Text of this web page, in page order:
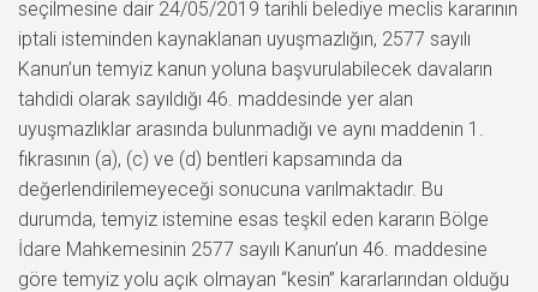
seçilmesine dair 24/05/2019 tarihli belediye meclis kararının
iptali isteminden kaynaklanan uyuşmazlığın, 2577 sayılı
Kanun’un temyiz kanun yoluna başvurulabilecek davaların
tahdidi olarak sayıldığı 46. maddesinde yer alan
uyuşmazlıklar arasında bulunmadığı ve aynı maddenin 1.
fıkrasının (a), (c) ve (d) bentleri kapsamında da
değerlendirilemeyeceği sonucuna varılmaktadır. Bu
durumda, temyiz istemine esas teşkil eden kararın Bölge
İdare Mahkemesinin 2577 sayılı Kanun’un 46. maddesine
göre temyiz yolu açık olmayan “kesin” kararlarından olduğu